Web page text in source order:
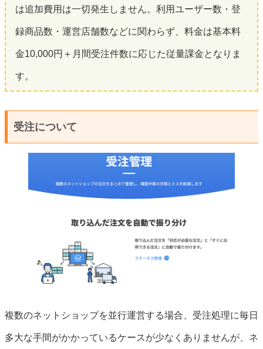
は追加費用は一切発生しません。利用ユーザー数・登
録商品数・運営店舗数などに関わらず、料金は基本料
金10,000円＋月間受注件数に応じた従量課金となりま
す。
受注について
複数のネットショップを並行運営する場合、受注処理に毎日
多大な手間がかかっているケースが少なくありませんが、ネ